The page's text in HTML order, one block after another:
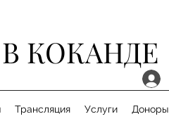
КОКАНДЕ
Трансляция Услуги Доноры